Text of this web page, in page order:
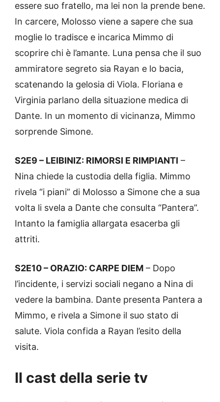
essere suo fratello, ma lei non la prende bene.
In carcere, Molosso viene a sapere che sua
moglie lo tradisce e incarica Mimmo di
scoprire chi è l’amante. Luna pensa che il suo
ammiratore segreto sia Rayan e lo bacia,
scatenando la gelosia di Viola. Floriana e
Virginia parlano della situazione medica di
Dante. In un momento di vicinanza, Mimmo
sorprende Simone.
S2E9 – LEIBINIZ: RIMORSI E RIMPIANTI –
Nina chiede la custodia della figlia. Mimmo
rivela “i piani” di Molosso a Simone che a sua
volta li svela a Dante che consulta “Pantera”.
Intanto la famiglia allargata esacerba gli
attriti.
S2E10 – ORAZIO: CARPE DIEM – Dopo
l’incidente, i servizi sociali negano a Nina di
vedere la bambina. Dante presenta Pantera a
Mimmo, e rivela a Simone il suo stato di
salute. Viola confida a Rayan l’esito della
visita.
Il cast della serie tv